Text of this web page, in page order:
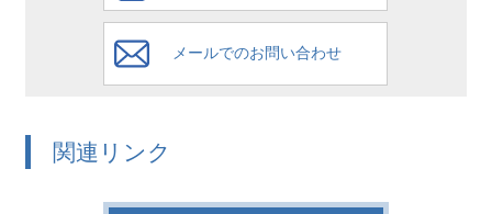
メールでのお問い合わせ
関連リンク